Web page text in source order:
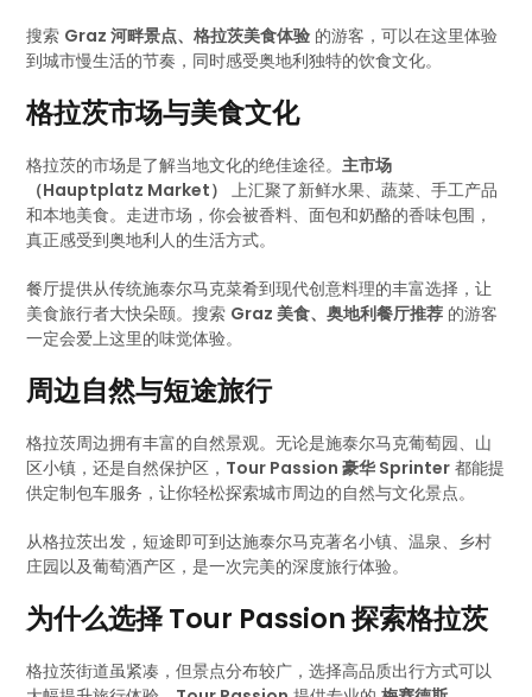
搜索 Graz 河畔景点、格拉茨美食体验 的游客，可以在这里体验
到城市慢生活的节奏，同时感受奥地利独特的饮食文化。
格拉茨市场与美食文化
格拉茨的市场是了解当地文化的绝佳途径。主市场
（Hauptplatz Market） 上汇聚了新鲜水果、蔬菜、手工产品
和本地美食。走进市场，你会被香料、面包和奶酪的香味包围，
真正感受到奥地利人的生活方式。
餐厅提供从传统施泰尔马克菜肴到现代创意料理的丰富选择，让
美食旅行者大快朵颐。搜索 Graz 美食、奥地利餐厅推荐 的游客
一定会爱上这里的味觉体验。
周边自然与短途旅行
格拉茨周边拥有丰富的自然景观。无论是施泰尔马克葡萄园、山
区小镇，还是自然保护区， Tour Passion 豪华 Sprinter 都能提
供定制包车服务，让你轻松探索城市周边的自然与文化景点。
从格拉茨出发，短途即可到达施泰尔马克著名小镇、温泉、乡村
庄园以及葡萄酒产区，是一次完美的深度旅行体验。
为什么选择 Tour Passion 探索格拉茨
格拉茨街道虽紧凑，但景点分布较广，选择高品质出行方式可以